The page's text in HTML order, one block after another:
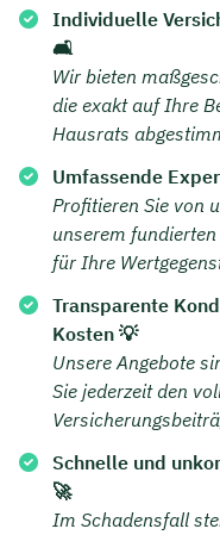
Individuelle
🛋️
Wir bieten
die exakt auf Ihre
Hausrats
Umfassende
Profitieren Sie von
unserem
für Ihre
Transparente
Kosten 💡
Unsere Angebote
Sie jederzeit den
Schnelle und
🚀
Im Schadensfall
Kostenfrei &
🗓️ Wählen Sie
Meeting